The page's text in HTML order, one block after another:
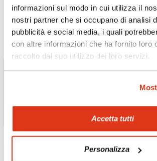
informazioni sul modo in cui utilizza il
nostri partner che si occupano di analisi
pubblicità e social media, i quali
con altre informazioni che ha fornito loro
raccolto dal suo utilizzo dei loro servizi.
Accetta tutti
Personalizza
Scopri il Tour »
INDIA SUD
Alla scoperta del
Karnataka con il treno
di lusso "Golden